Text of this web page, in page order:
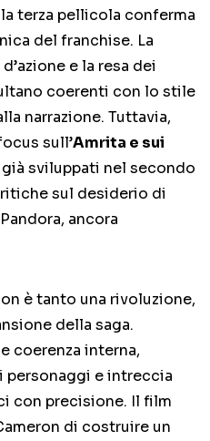
terza pellicola conferma
del franchise. La
e la resa dei
coerenti con lo stile
narrazione. Tuttavia,
sull’Amrita e sui
sviluppati nel secondo
sul desiderio di
ancora
è tanto una rivoluzione,
della saga.
coerenza interna,
personaggi e intreccia
con precisione. Il film
di costruire un